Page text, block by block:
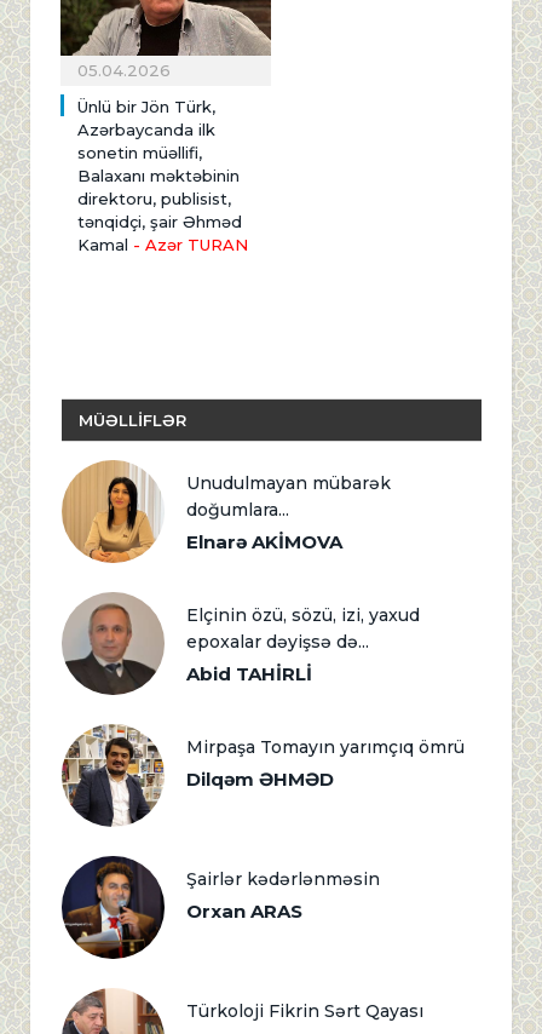
05.04.2026
Ünlü bir Jön Türk,
Azərbaycanda ilk
sonetin müəllifi,
Balaxanı məktəbinin
direktoru, publisist,
tənqidçi, şair Əhməd
Kamal - Azər TURAN
MÜƏLLİFLƏR
Unudulmayan mübarək
doğumlara...
Elnarə AKİMOVA
Elçinin özü, sözü, izi, yaxud
epoxalar dəyişsə də...
Abid TAHİRLİ
Mirpaşa Tomayın yarımçıq ömrü
Dilqəm ƏHMƏD
Şairlər kədərlənməsin
Orxan ARAS
Türkoloji Fikrin Sərt Qayası